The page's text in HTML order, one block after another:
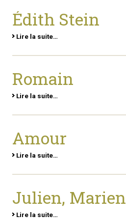
Édith Stein
Lire la suite…
Romain
Lire la suite…
Amour
Lire la suite…
Julien, Marien
Lire la suite…